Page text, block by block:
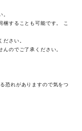
。
梱することも可能です。 こ
ださい。
のでご了承ください。
恐れがありますので気をつ